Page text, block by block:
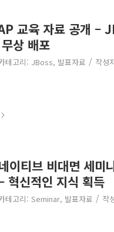
교육 자료 공개 –
상 배포
테고리: JBoss, 발표자료 / 작성
이티브 비대면 세미
혁신적인 지식 획득
테고리: Seminar, 발표자료 / 작